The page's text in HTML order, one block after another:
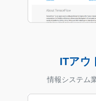
ITアウ
情報システム